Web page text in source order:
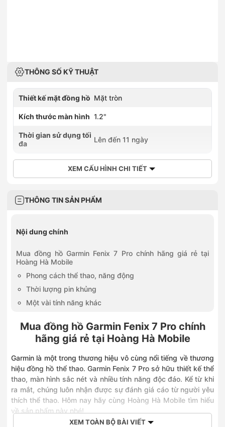
THÔNG SỐ KỸ THUẬT
Thiết kế mặt đồng hồ Mặt tròn
Kích thước màn hình 1.2"
Thời gian sử dụng tối
đa
Lên đến 11 ngày
XEM CẤU HÌNH CHI TIẾT
THÔNG TIN SẢN PHẨM
Nội dung chính
Mua đồng hồ Garmin Fenix 7 Pro chính hãng giá rẻ tại
Hoàng Hà Mobile
Phong cách thể thao, năng động
Thời lượng pin khủng
Một vài tính năng khác
Mua đồng hồ Garmin Fenix 7 Pro chính
hãng giá rẻ tại Hoàng Hà Mobile
Garmin là một trong thương hiệu vô cùng nổi tiếng về thương
hiệu đồng hồ thể thao. Garmin Fenix 7 Pro sở hữu thiết kế thể
thao, màn hình sắc nét và nhiều tính năng độc đáo. Kể từ khi
ra mắt, chúng luôn nhận được sự đánh giá cáo từ người yêu
thích thể thao. Hôm nay hãy cùng Hoàng Hà Mobile tìm hiểu
về sản phẩm này nhé!
XEM TOÀN BỘ BÀI VIẾT